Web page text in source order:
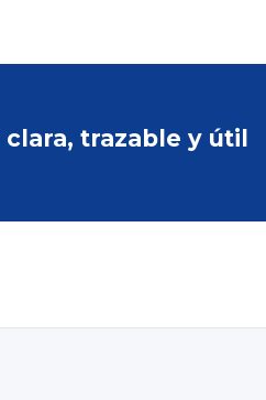
trazable y útil